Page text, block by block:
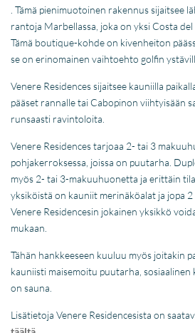
. Tämä pienimuotoinen rakennus sijaitsee
rantoja Marbellassa, joka on yksi Costa del
Tämä boutique-kohde on kivenheiton
se on erinomainen vaihtoehto golfin
Venere Residences sijaitsee kauniilla
pääset rannalle tai Cabopinon viihtyisään
runsaasti ravintoloita.
Venere Residences tarjoaa 2- tai 3
pohjakerroksessa, joissa on puutarha.
myös 2- tai 3-makuuhuonetta ja erittäin
yksiköistä on kauniit merinäköalat ja jopa
Venere Residencesin jokainen yksikkö
mukaan.
Tähän hankkeeseen kuuluu myös joitakin
kauniisti maisemoitu puutarha, sosiaalinen
on sauna.
Lisätietoja Venere Residencesista on